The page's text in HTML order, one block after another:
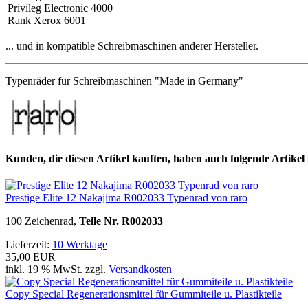
Privileg Electronic 4000
Rank Xerox 6001
... und in kompatible Schreibmaschinen anderer Hersteller.
Typenräder für Schreibmaschinen "Made in Germany"
Kunden, die diesen Artikel kauften, haben auch folgende Artikel
Prestige Elite 12 Nakajima R002033 Typenrad von raro
100 Zeichenrad, Teile Nr. R002033
Lieferzeit: 10 Werktage
35,00 EUR
inkl. 19 % MwSt. zzgl. Versandkosten
Copy Special Regenerationsmittel für Gummiteile u. Plastikteile